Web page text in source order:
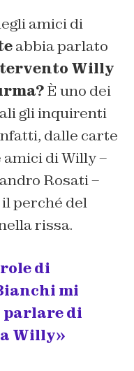
amici di
abbia parlato
Willy
È uno dei
gli inquirenti
dalle carte
di Willy –
Rosati –
perché del
rissa.
di
mi
parlare di
a Willy»